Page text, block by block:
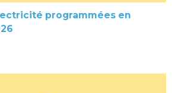
programmées en